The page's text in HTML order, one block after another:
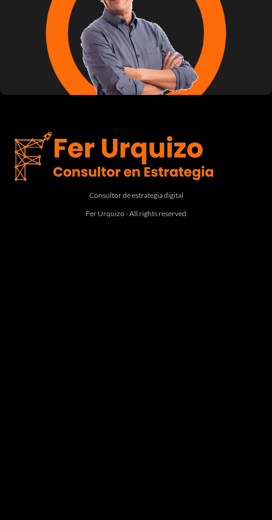
Consultor de estrategia digital
Fer Urquizo - All rights reserved